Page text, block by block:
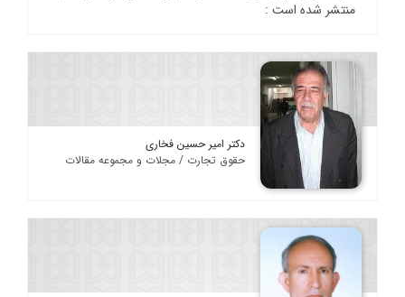
منتشر شده است :
دکتر امیر حسین فخاری
حقوق تجارت / مجلات و مجموعه مقالات